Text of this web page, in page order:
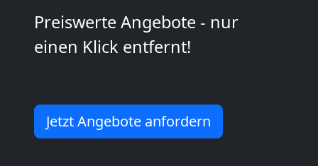
Preiswerte Angebote - nur
einen Klick entfernt!
Jetzt Angebote anfordern
Möbeltransport
International
Beiladung
National